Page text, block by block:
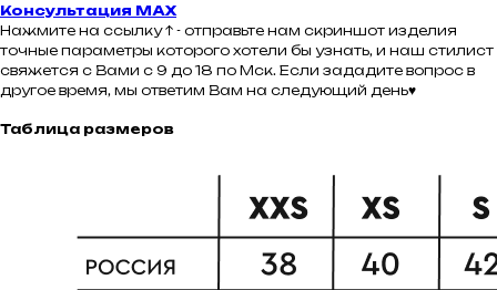
Консультация MAX
Нажмите на ссылку ↑ - отправьте нам скриншот изделия
точные параметры которого хотели бы узнать, и наш стилист
свяжется с Вами с 9 до 18 по Мск. Если зададите вопрос в
другое время, мы ответим Вам на следующий день♥
Таблица размеров